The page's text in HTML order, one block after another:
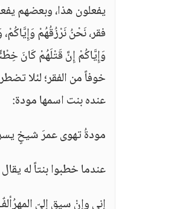
يفعلون هذا، وبعضهم
فقر، نَحْنُ نَرْزُقُهُمْ
وَإِيَّاكُمْ إِنَّ قَتْلَهُمْ كَانَ
خوفاً من الفقر؛ لئلا
عنده بنت اسمها مودة:
مودةُ تهوى عمرَ شيخٍ
عندما خطبوا بنتاً له يقال
إني وإنْ سيق إليّ